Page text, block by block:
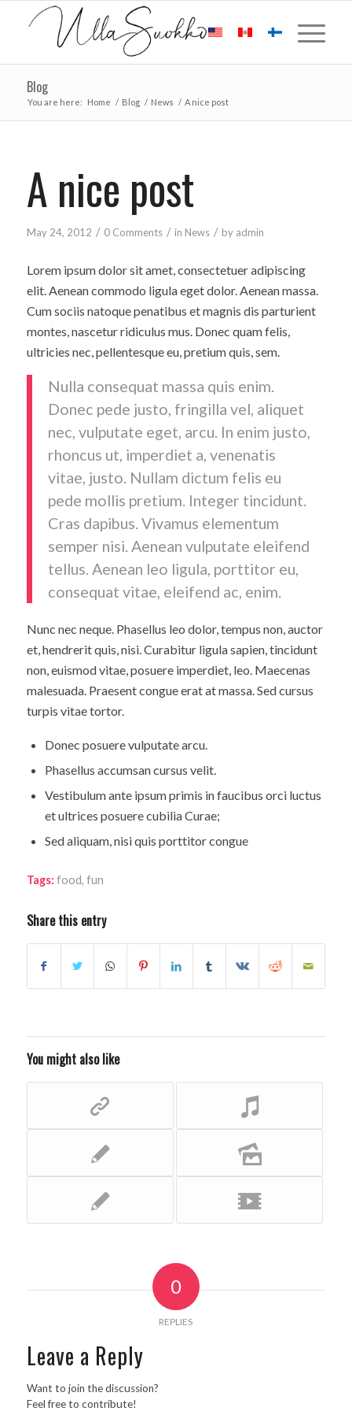
Blog
You are here: Home / Blog / News / A nice post
A nice post
May 24, 2012 / 0 Comments / in News / by admin
Lorem ipsum dolor sit amet, consectetuer adipiscing
elit. Aenean commodo ligula eget dolor. Aenean massa.
Cum sociis natoque penatibus et magnis dis parturient
montes, nascetur ridiculus mus. Donec quam felis,
ultricies nec, pellentesque eu, pretium quis, sem.
Nulla consequat massa quis enim.
Donec pede justo, fringilla vel, aliquet
nec, vulputate eget, arcu. In enim justo,
rhoncus ut, imperdiet a, venenatis
vitae, justo. Nullam dictum felis eu
pede mollis pretium. Integer tincidunt.
Cras dapibus. Vivamus elementum
semper nisi. Aenean vulputate eleifend
tellus. Aenean leo ligula, porttitor eu,
consequat vitae, eleifend ac, enim.
Nunc nec neque. Phasellus leo dolor, tempus non, auctor
et, hendrerit quis, nisi. Curabitur ligula sapien, tincidunt
non, euismod vitae, posuere imperdiet, leo. Maecenas
malesuada. Praesent congue erat at massa. Sed cursus
turpis vitae tortor.
Donec posuere vulputate arcu.
Phasellus accumsan cursus velit.
Vestibulum ante ipsum primis in faucibus orci luctus
et ultrices posuere cubilia Curae;
Sed aliquam, nisi quis porttitor congue
Tags: food, fun
Share this entry
You might also like
0
REPLIES
Leave a Reply
Want to join the discussion?
Feel free to contribute!